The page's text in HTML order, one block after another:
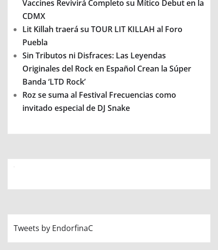
Vaccines Revivirá Completo su Mítico Debut en la
CDMX
Lit Killah traerá su TOUR LIT KILLAH al Foro
Puebla
Sin Tributos ni Disfraces: Las Leyendas
Originales del Rock en Español Crean la Súper
Banda ‘LTD Rock’
Roz se suma al Festival Frecuencias como
invitado especial de DJ Snake
Tweets by EndorfinaC